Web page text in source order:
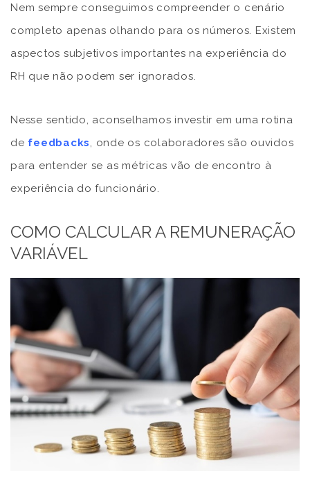
Nem sempre conseguimos compreender o cenário
completo apenas olhando para os números. Existem
aspectos subjetivos importantes na experiência do
RH que não podem ser ignorados.
Nesse sentido, aconselhamos investir em uma rotina
de feedbacks, onde os colaboradores são ouvidos
para entender se as métricas vão de encontro à
experiência do funcionário.
COMO CALCULAR A REMUNERAÇÃO
VARIÁVEL